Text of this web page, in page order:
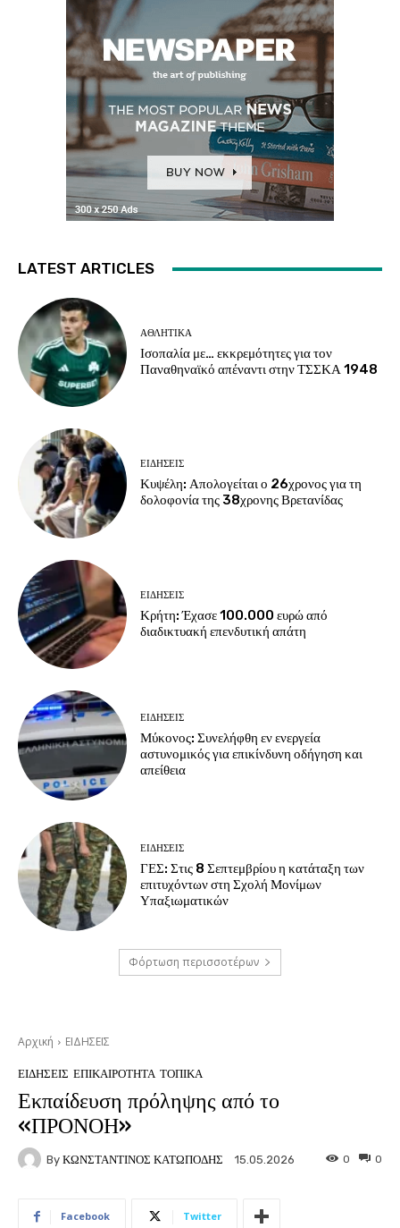
LATEST ARTICLES
ΑΘΛΗΤΙΚΑ
Ισοπαλία με… εκκρεμότητες για τον
Παναθηναϊκό απέναντι στην ΤΣΣΚΑ 1948
ΕΙΔΗΣΕΙΣ
Κυψέλη: Απολογείται ο 26χρονος για τη
δολοφονία της 38χρονης Βρετανίδας
ΕΙΔΗΣΕΙΣ
Κρήτη: Έχασε 100.000 ευρώ από
διαδικτυακή επενδυτική απάτη
ΕΙΔΗΣΕΙΣ
Μύκονος: Συνελήφθη εν ενεργεία
αστυνομικός για επικίνδυνη οδήγηση και
απείθεια
ΕΙΔΗΣΕΙΣ
ΓΕΣ: Στις 8 Σεπτεμβρίου η κατάταξη των
επιτυχόντων στη Σχολή Μονίμων
Υπαξιωματικών
Φόρτωση περισσοτέρων